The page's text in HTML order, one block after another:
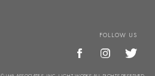
FOLLOW US